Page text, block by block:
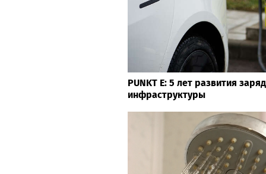
PUNKT E: 5 лет развития
инфраструктуры